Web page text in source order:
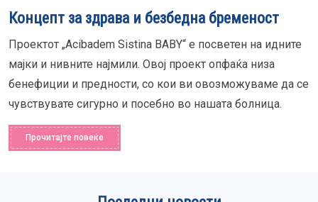
Концепт за здрава и безбедна бременост
Проектот „Acibadem Sistina BABY“ е посветен на идните
мајки и нивните најмили. Овој проект опфаќа низа
бенефиции и предности, со кои ви овозможуваме да се
чувствувате сигурно и посебно во нашата болница.
Прочитајте повеќе